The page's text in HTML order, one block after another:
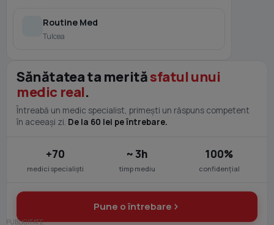
Routine Med
Tulcea
Sănătatea ta merităsfatul unui
medic real.
Întreabă un medic specialist, primești un răspuns competent
în aceeași zi. De la 60 lei pe întrebare.
+70
medici specialiști
~ 3h
timp mediu
100%
confidențial
Pune o întrebare